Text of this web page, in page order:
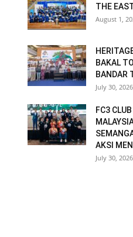
THE
August 1,
BAKAL
BANDAR
July 30, 2026
FC3
AKSI
July 30, 2026